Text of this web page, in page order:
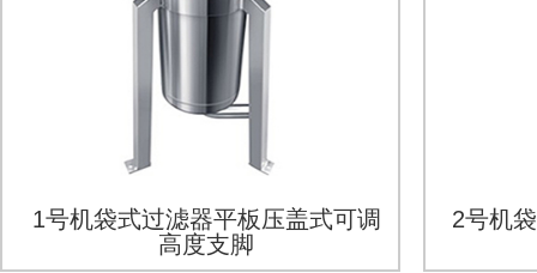
1号机袋式过滤器平板压盖式可调
高度支脚
2号机